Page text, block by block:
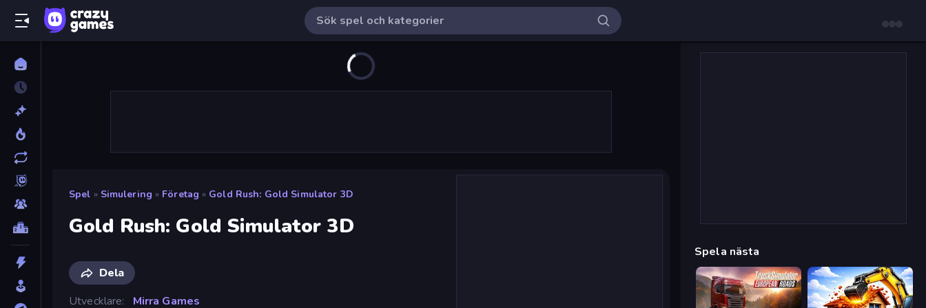
Spel » Simulering » Företag » Gold Rush: Gold Simulator 3D
Gold Rush: Gold Simulator 3D
Dela
Utvecklare
Mirra Games
Spela nästa